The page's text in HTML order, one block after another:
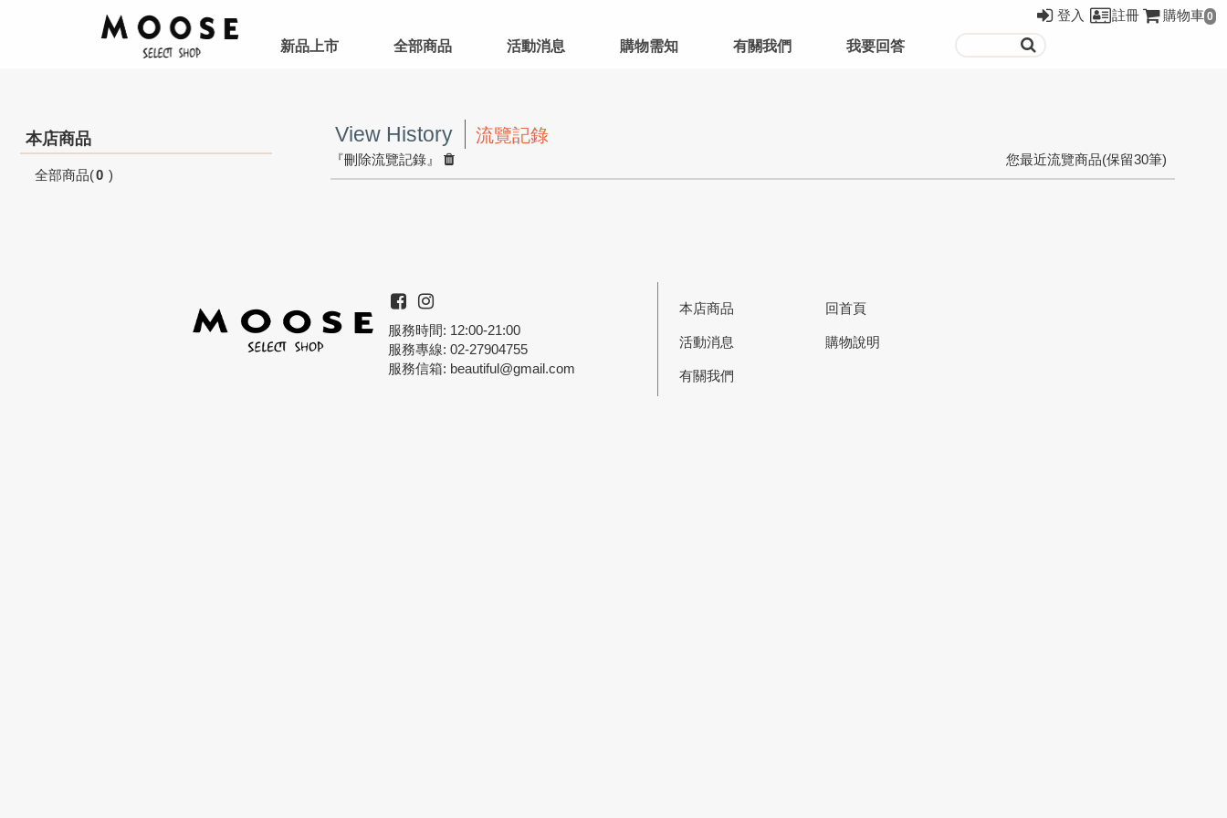
新品上市 全部商品 活動消息 購物需知 有關我們 我要回答
登入 註冊 購物車 0
本店商品
全部商品(0 )
View History 流覽記錄
『刪除流覽記錄』 您最近流覽商品(保留30筆)
服務時間: 12:00-21:00
服務專線: 02-27904755
服務信箱: beautiful@gmail.com
本店商品
活動消息
有關我們
回首頁
購物說明